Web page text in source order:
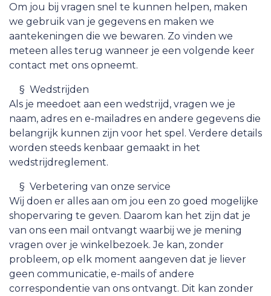
Om jou bij vragen snel te kunnen helpen, maken
we gebruik van je gegevens en maken we
aantekeningen die we bewaren. Zo vinden we
meteen alles terug wanneer je een volgende keer
contact met ons opneemt.
​§ Wedstrijden
Als je meedoet aan een wedstrijd, vragen we je
naam, adres en e-mailadres en andere gegevens die
belangrijk kunnen zijn voor het spel. Verdere details
worden steeds kenbaar gemaakt in het
wedstrijdreglement.
​§ Verbetering van onze service
Wij doen er alles aan om jou een zo goed mogelijke
shopervaring te geven. Daarom kan het zijn dat je
van ons een mail ontvangt waarbij we je mening
vragen over je winkelbezoek. Je kan, zonder
probleem, op elk moment aangeven dat je liever
geen communicatie, e-mails of andere
correspondentie van ons ontvangt. Dit kan zonder